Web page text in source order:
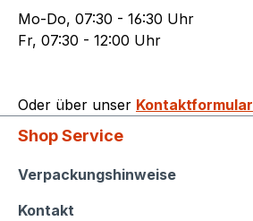
Mo-Do, 07:30 - 16:30 Uhr
Fr, 07:30 - 12:00 Uhr
Oder über unser Kontaktformular
Shop Service
Shop Service
Verpackungshinweise
Kontakt